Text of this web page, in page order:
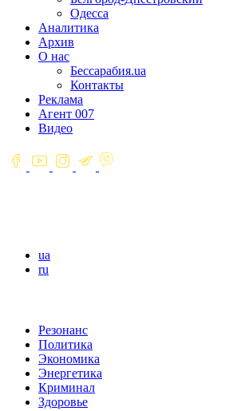
Одесса
Аналитика
Архив
О нас
Бессарабия.ua
Контакты
Реклама
Агент 007
Видео
ua
ru
Резонанс
Политика
Экономика
Энергетика
Криминал
Здоровье